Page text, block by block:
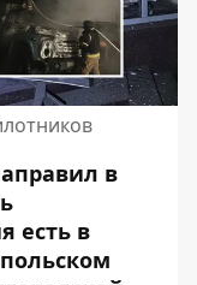
в
есть в